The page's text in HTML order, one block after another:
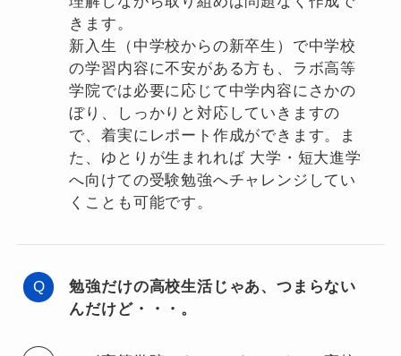
きます。
新入生（中学校からの新卒生）で中学校
の学習内容に不安がある方も、ラボ高等
学院では必要に応じて中学内容にさかの
ぼり、しっかりと対応していきますの
で、着実にレポート作成ができます。ま
た、ゆとりが生まれれば 大学・短大進学
へ向けての受験勉強へチャレンジしてい
くことも可能です。
勉強だけの高校生活じゃあ、つまらない
んだけど・・・。